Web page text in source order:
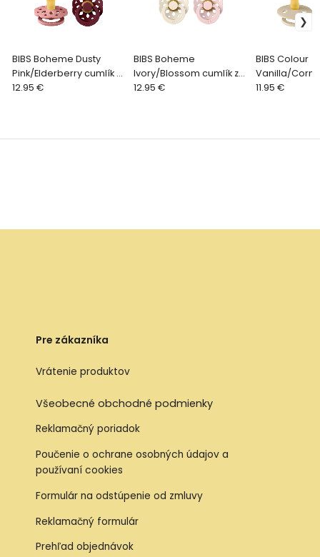
BIBS Boheme Dusty
Pink/Elderberry cumlík z
prírodného kaučuku 2ks,
12.95 €
BIBS Boheme
Ivory/Blossom cumlík z
prírodného kaučuku 2ks,
12.95 €
BIBS Colour
Vanilla/
ík z
11.95 €
Pre zákazníka
Vrátenie produktov
Všeobecné obchodné podmienky
Reklamačný poriadok
Poučenie o ochrane osobných údajov a
používaní cookies
Formulár na odstúpenie od zmluvy
Reklamačný formulár
Prehľad objednávok